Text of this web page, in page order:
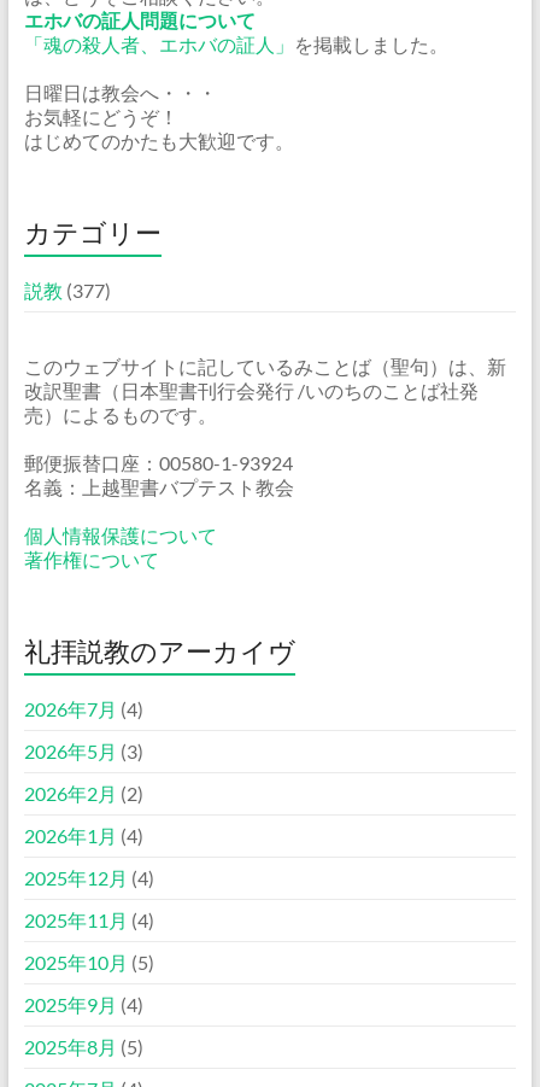
エホバの証人問題について
「魂の殺人者、エホバの証人」 を掲載しました。
日曜日は教会へ・・・
お気軽にどうぞ！
はじめてのかたも大歓迎です。
カテゴリー
説教 (377)
このウェブサイトに記しているみことば（聖句）は、新
改訳聖書（日本聖書刊行会発行 /いのちのことば社発
売）によるものです。
郵便振替口座：00580-1-93924
名義：上越聖書バプテスト教会
個人情報保護について
著作権について
礼拝説教のアーカイヴ
2026年7月 (4)
2026年5月 (3)
2026年2月 (2)
2026年1月 (4)
2025年12月 (4)
2025年11月 (4)
2025年10月 (5)
2025年9月 (4)
2025年8月 (5)